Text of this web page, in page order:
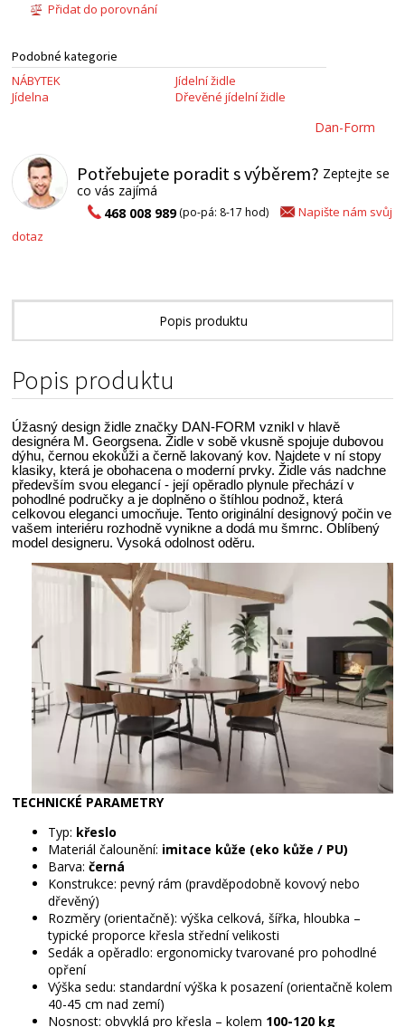
Přidat do porovnání
Podobné kategorie
NÁBYTEK
Jídelna
Jídelní židle
Dřevěné jídelní židle
Dan-Form
Potřebujete poradit s výběrem? Zeptejte se
co vás zajímá
468 008 989(po-pá: 8-17 hod)
Napište nám svůj
dotaz
Popis produktu
Alternativní zboží
Popis produktu
Úžasný design židle značky DAN-FORM vznikl v hlavě
designéra M. Georgsena. Židle v sobě vkusně spojuje dubovou
dýhu, černou ekokůži a černě lakovaný kov. Najdete v ní stopy
klasiky, která je obohacena o moderní prvky. Židle vás nadchne
především svou elegancí - její opěradlo plynule přechází v
pohodlné područky a je doplněno o štíhlou podnož, která
celkovou eleganci umocňuje. Tento originální designový počin ve
vašem interiéru rozhodně vynikne a dodá mu šmrnc. Oblíbený
model designeru. Vysoká odolnost oděru.
TECHNICKÉ PARAMETRY
Typ: křeslo
Materiál čalounění: imitace kůže (eko kůže / PU)
Barva:černá
Konstrukce: pevný rám (pravděpodobně kovový nebo
dřevěný)
Rozměry (orientačně): výška celková, šířka, hloubka –
typické proporce křesla střední velikosti
Sedák a opěradlo: ergonomicky tvarované pro pohodlné
opření
Výška sedu: standardní výška k posazení (orientačně kolem
40-45 cm nad zemí)
Nosnost: obvyklá pro křesla – kolem 100-120 kg